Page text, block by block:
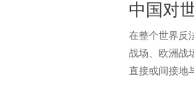
中国对
在整个世界反
战场、欧洲战
直接或间接地